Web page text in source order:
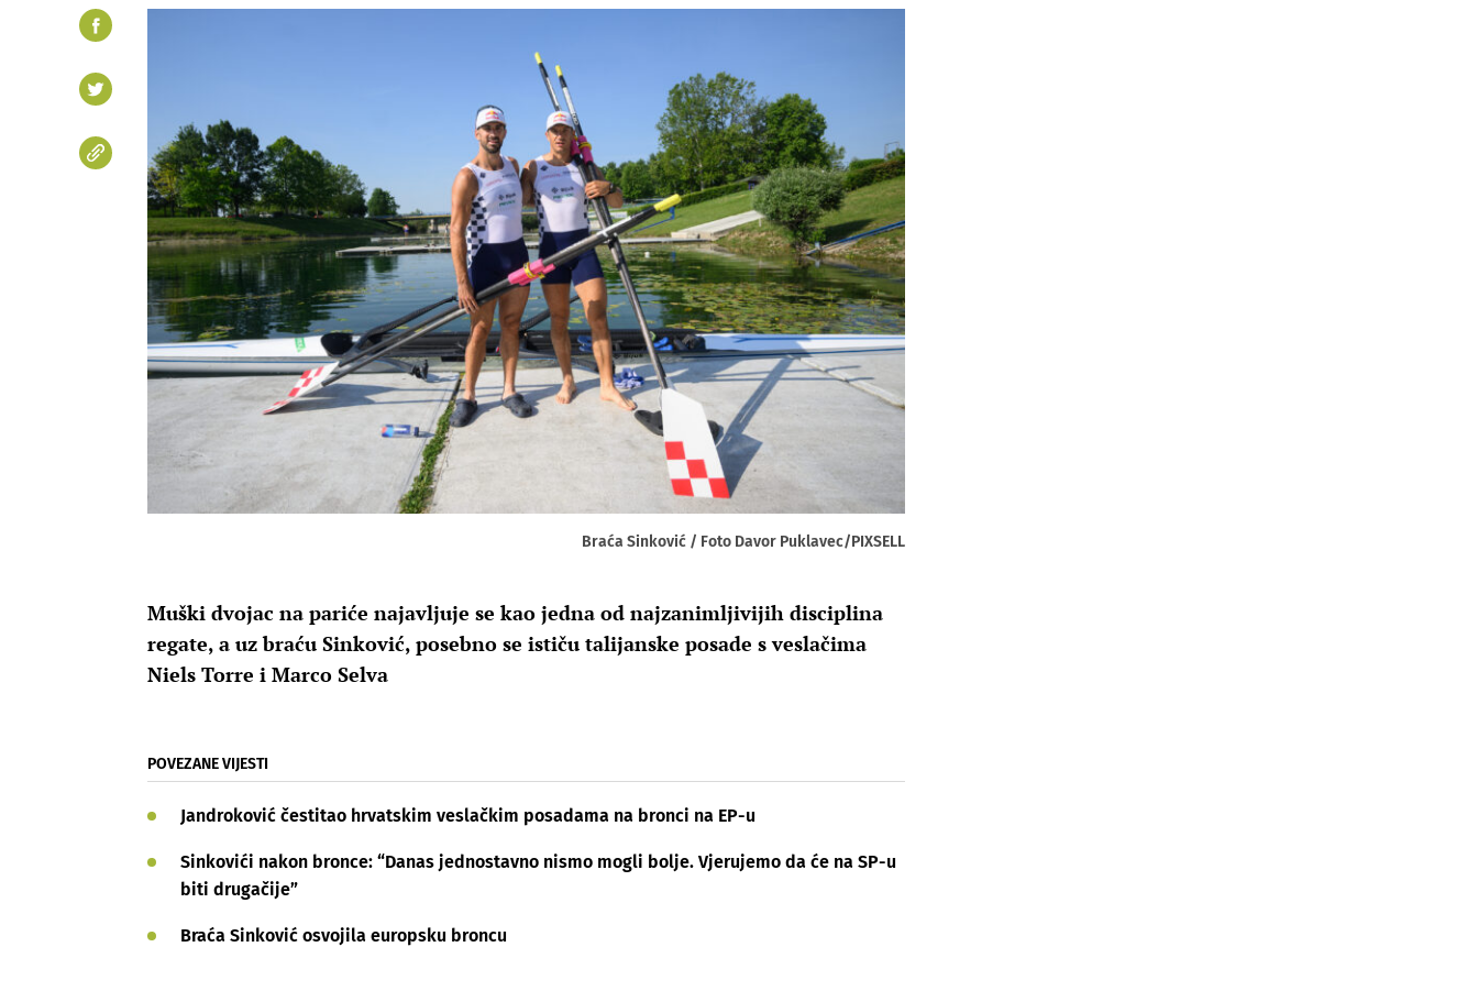
Braća Sinković / Foto Davor Puklavec/PIXSELL
Muški dvojac na pariće najavljuje se kao jedna od najzanimljivijih disciplina
regate, a uz braću Sinković, posebno se ističu talijanske posade s veslačima
Niels Torre i Marco Selva
POVEZANE VIJESTI
Jandroković čestitao hrvatskim veslačkim posadama na bronci na EP-u
Sinkovići nakon bronce: “Danas jednostavno nismo mogli bolje. Vjerujemo da će na SP-u
biti drugačije”
Braća Sinković osvojila europsku broncu